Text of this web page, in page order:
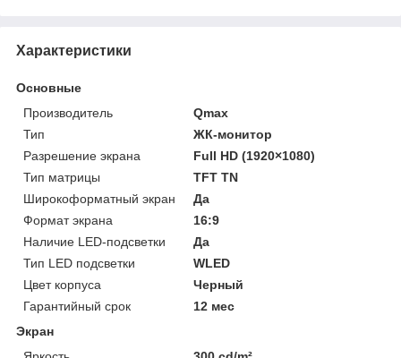
Характеристики
Основные
Производитель
Qmax
Тип
ЖК-монитор
Разрешение экрана
Full HD (1920×1080)
Тип матрицы
TFT TN
Широкоформатный экран
Да
Формат экрана
16:9
Наличие LED-подсветки
Да
Тип LED подсветки
WLED
Цвет корпуса
Черный
Гарантийный срок
12 мес
Экран